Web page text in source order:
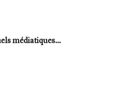
médiatiques…